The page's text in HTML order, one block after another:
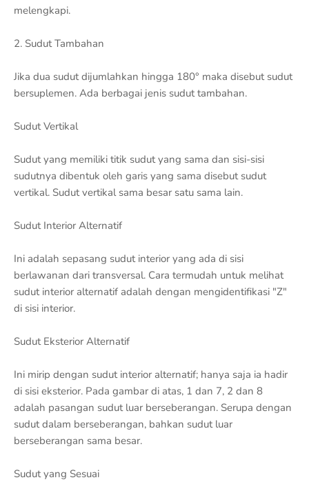
melengkapi.
2. Sudut Tambahan
Jika dua sudut dijumlahkan hingga 180° maka disebut sudut
bersuplemen. Ada berbagai jenis sudut tambahan.
Sudut Vertikal
Sudut yang memiliki titik sudut yang sama dan sisi-sisi
sudutnya dibentuk oleh garis yang sama disebut sudut
vertikal. Sudut vertikal sama besar satu sama lain.
Sudut Interior Alternatif
Ini adalah sepasang sudut interior yang ada di sisi
berlawanan dari transversal. Cara termudah untuk melihat
sudut interior alternatif adalah dengan mengidentifikasi "Z"
di sisi interior.
Sudut Eksterior Alternatif
Ini mirip dengan sudut interior alternatif; hanya saja ia hadir
di sisi eksterior. Pada gambar di atas, 1 dan 7, 2 dan 8
adalah pasangan sudut luar berseberangan. Serupa dengan
sudut dalam berseberangan, bahkan sudut luar
berseberangan sama besar.
Sudut yang Sesuai